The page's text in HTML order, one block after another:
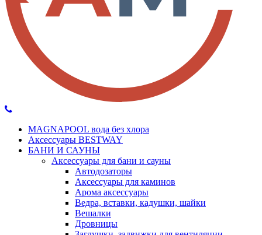
MAGNAPOOL вода без хлора
Аксессуары BESTWAY
БАНИ И САУНЫ
Аксессуары для бани и сауны
Автодозаторы
Аксессуары для каминов
Арома аксессуары
Ведра, вставки, кадушки, шайки
Вешалки
Дровницы